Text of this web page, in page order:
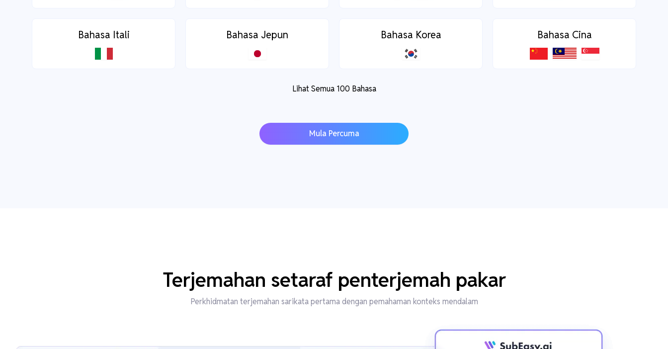
Bahasa Itali Bahasa Jepun Bahasa Korea Bahasa Cina
Lihat Semua 100 Bahasa
Mula Percuma
Terjemahan setaraf penterjemah pakar
Perkhidmatan terjemahan sarikata pertama dengan pemahaman konteks mendalam